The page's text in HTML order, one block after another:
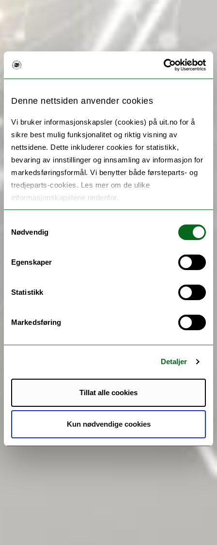
Denne nettsiden anvender cookies
Vi bruker informasjonskapsler (cookies) på uit.no for å
sikre best mulig funksjonalitet og riktig visning av
nettsidene. Dette inkluderer cookies for statistikk,
bevaring av innstillinger og innsamling av informasjon for
markedsføringsformål. Vi benytter både førsteparts- og
tredjeparts-cookies. Les mer om de ulike
informasjonskapslene nedenfor.
Nødvendig
Egenskaper
Statistikk
Markedsføring
Detaljer
Tillat alle cookies
Kun nødvendige cookies